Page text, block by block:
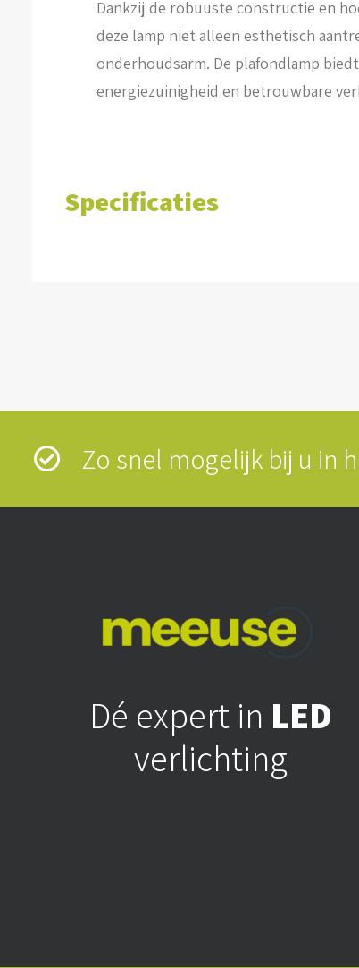
Dankzij de robuuste constructie en
deze lamp niet alleen esthetisch
onderhoudsarm. De plafondlamp
energiezuinigheid en betrouwbare
Specificaties
Zo snel mogelijk bij u in
Dé expert in LED
verlichting